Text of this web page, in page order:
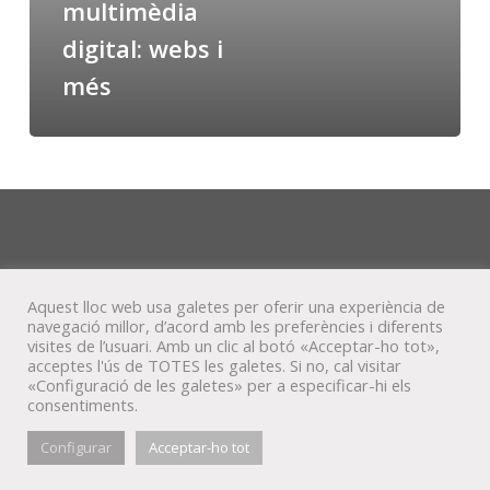
multimèdia
digital: webs i
més
© Veta Visual, 2022
blueskybehancemixcloud
Aquest lloc web usa galetes per oferir una experiència de
navegació millor, d’acord amb les preferències i diferents
visites de l’usuari. Amb un clic al botó «Acceptar-ho tot»,
acceptes l'ús de TOTES les galetes. Si no, cal visitar
«Configuració de les galetes» per a especificar-hi els
consentiments.
Configurar Acceptar-ho tot